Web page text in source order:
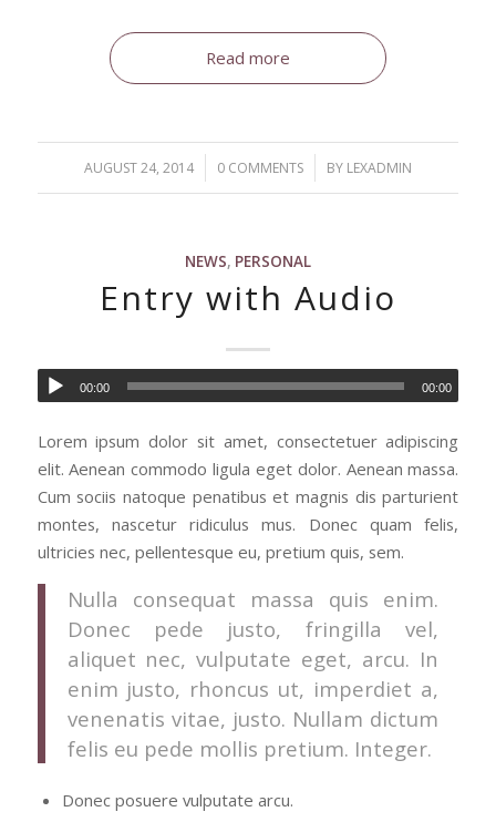
Read more
AUGUST 24, 2014
/ 0 COMMENTS
/ BY LEXADMIN
NEWS, PERSONAL
Entry with Audio
00:00 00:00
Lorem ipsum dolor sit amet, consectetuer adipiscing
elit. Aenean commodo ligula eget dolor. Aenean massa.
Cum sociis natoque penatibus et magnis dis parturient
montes, nascetur ridiculus mus. Donec quam felis,
ultricies nec, pellentesque eu, pretium quis, sem.
Nulla consequat massa quis enim.
Donec pede justo, fringilla vel,
aliquet nec, vulputate eget, arcu. In
enim justo, rhoncus ut, imperdiet a,
venenatis vitae, justo. Nullam dictum
felis eu pede mollis pretium. Integer.
Donec posuere vulputate arcu.